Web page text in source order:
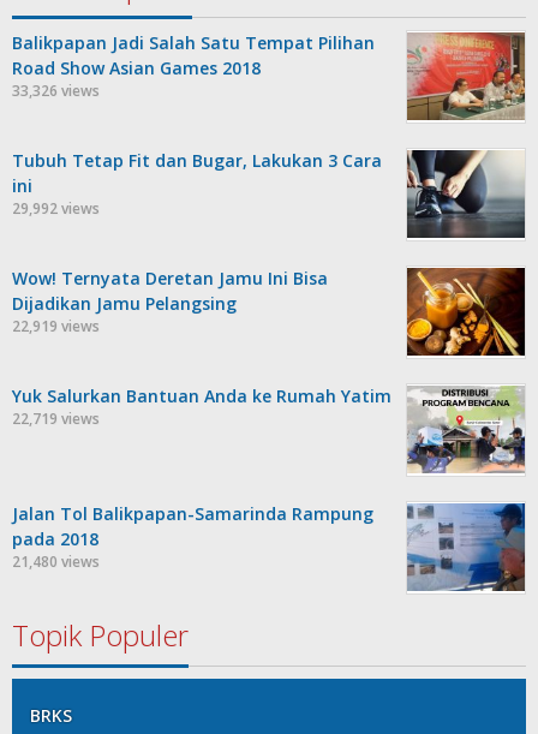
Balikpapan Jadi Salah Satu Tempat Pilihan
Road Show Asian Games 2018
33,326 views
Tubuh Tetap Fit dan Bugar, Lakukan 3 Cara
ini
29,992 views
Wow! Ternyata Deretan Jamu Ini Bisa
Dijadikan Jamu Pelangsing
22,919 views
Yuk Salurkan Bantuan Anda ke Rumah Yatim
22,719 views
Jalan Tol Balikpapan-Samarinda Rampung
pada 2018
21,480 views
Topik Populer
BRKS